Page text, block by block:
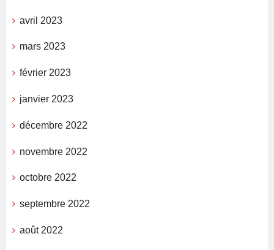
avril 2023
mars 2023
février 2023
janvier 2023
décembre 2022
novembre 2022
octobre 2022
septembre 2022
août 2022